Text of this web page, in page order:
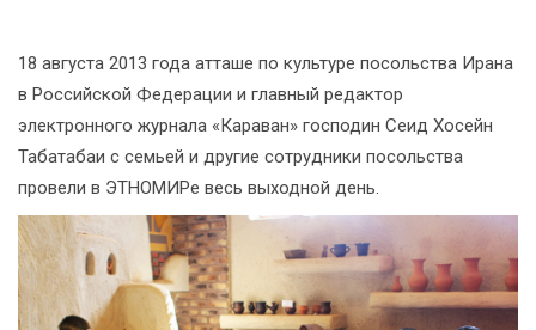
18 августа 2013 года атташе по культуре посольства Ирана
в Российской Федерации и главный редактор
электронного журнала «Караван» господин Сеид Хосейн
Табатабаи с семьей и другие сотрудники посольства
провели в ЭТНОМИРе весь выходной день.